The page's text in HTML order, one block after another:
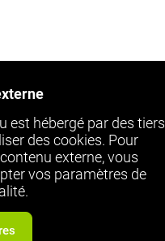
est hébergé par des tiers
des cookies. Pour
externe, vous
vos paramètres de